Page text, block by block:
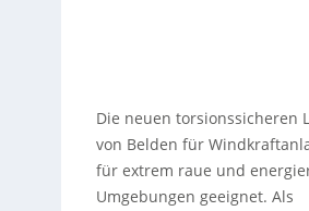
Die neuen torsionssicheren
von Belden für
für extrem raue und
Umgebungen geeignet. Als